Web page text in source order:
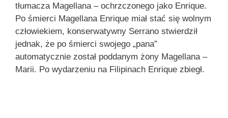
tłumacza Magellana – ochrzczonego jako Enrique.
Po śmierci Magellana Enrique miał stać się wolnym
człowiekiem, konserwatywny Serrano stwierdził
jednak, że po śmierci swojego „pana”
automatycznie został poddanym żony Magellana –
Marii. Po wydarzeniu na Filipinach Enrique zbiegł.